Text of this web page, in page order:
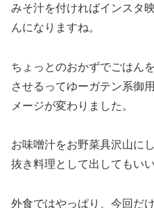
みそ汁を付ければインスタ
んになりますね。
ちょっとのおかずでごはん
させるってゆーガテン系御
メージが変わりました。
お味噌汁をお野菜具沢山に
抜き料理として出してもい
外食ではやっぱり、今回だ